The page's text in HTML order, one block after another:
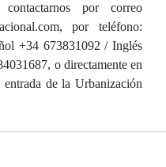
contactarnos por correo
por teléfono:
+34 673831092 / Inglés
o directamente en
de la Urbanización